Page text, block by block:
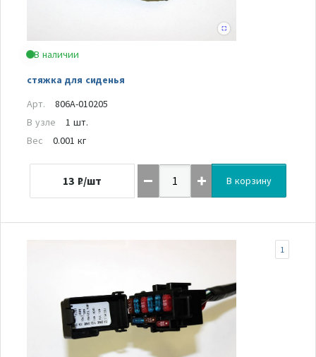
В наличии
стяжка для сиденья
Арт.
806A-010205
В узле
1 шт.
Вес
0.001 кг
13 ₽/шт В корзину
1